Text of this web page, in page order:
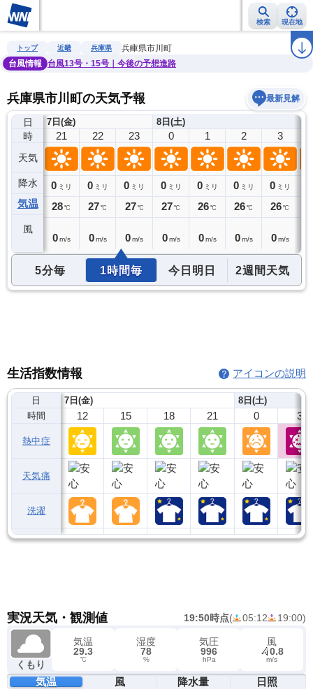
検索 現在地
雨雲レーダー 台風情報 地震情報 ラ
トップ 近畿 兵庫県
兵庫県市川町
台風情報
台風13号・15号｜今後の予想進路
兵庫県市川町の天気予報 最新見解
日
時
天気
降水
気温
風
7日(金)
20
0ミリ
28℃
21
0 ミリ
28℃
0 m/s
22
0 ミリ
27℃
0 m/s
23
0 ミリ
27 ℃
0m/s
8日(土)
0
0 ミリ
27℃
0 m/s
1
0 ミリ
26℃
0 m/s
2
0 ミリ
26℃
0 m/s
3
0 ミリ
26℃
0 m/s
5分毎 1時間毎 今日明日 2週間天気
生活指数情報 アイコンの説明
日
時間
熱中症
天気痛
洗濯
7日(金)
12 15 18 21
8日(土)
0 3
実況天気・観測値 19:50時点( 05:12 19:00)
くもり
気温
29.3
℃
湿度
78
%
気圧
996
hPa
風
0.8
m/s
気温 風 降水量 日照